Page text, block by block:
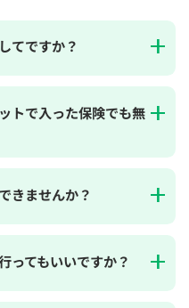
てですか？
トで入った保険でも無
きませんか？
ってもいいですか？